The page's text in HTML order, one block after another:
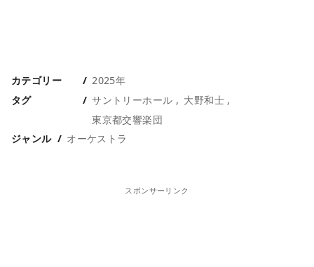
カテゴリー
2025年
タグ
サントリーホール
大野和士
東京都交響楽団
ジャンル
オーケストラ
スポンサーリンク